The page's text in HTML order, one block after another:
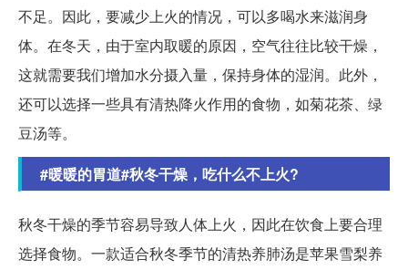
不足。因此，要减少上火的情况，可以多喝水来滋润身
体。在冬天，由于室内取暖的原因，空气往往比较干燥，
这就需要我们增加水分摄入量，保持身体的湿润。此外，
还可以选择一些具有清热降火作用的食物，如菊花茶、绿
豆汤等。
#暖暖的胃道#秋冬干燥，吃什么不上火?
秋冬干燥的季节容易导致人体上火，因此在饮食上要合理
选择食物。一款适合秋冬季节的清热养肺汤是苹果雪梨养